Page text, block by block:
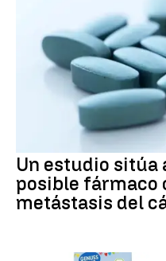
Un estudio sitúa
posible fármaco
metástasis del